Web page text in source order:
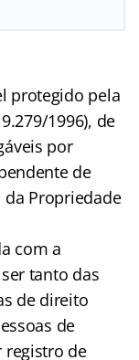
protegido pela
1996), de
por
de
Propriedade
com a
tanto das
de direito
de
registro de